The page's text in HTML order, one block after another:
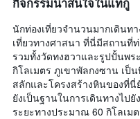
นักท่องเที่ยวจำนวนมากเดินท
เที่ยวทางศาสนา ที่นี่มีสถานที่
รวมทั้งวัดทงฮวาและรูปปั้นพร
กิโลเมตร ภูเขาพัลกงซาน เป็
สลักและโครงสร้างหินของที่
ยังเป็นฐานในการเดินทางไป
ระยะทางประมาณ 60 กิโลเม